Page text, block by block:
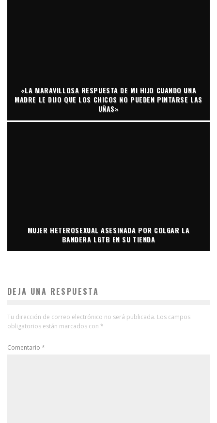
«LA MARAVILLOSA RESPUESTA DE MI HIJO CUANDO UNA
MADRE LE DIJO QUE LOS CHICOS NO PUEDEN PINTARSE LAS
UÑAS»
MUJER HETEROSEXUAL ASESINADA POR COLGAR LA
BANDERA LGTB EN SU TIENDA
DEJA UNA RESPUESTA
Tu dirección de correo electrónico no será publicada. Los campos
obligatorios están marcados con *
Comentario *